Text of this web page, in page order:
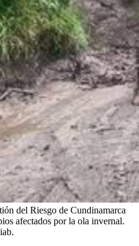
del Riesgo de Cundinamarca
afectados por la ola invernal.